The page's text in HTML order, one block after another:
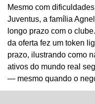
Mesmo com
Juventus, a família
longo prazo com o
da oferta fez um token
prazo, ilustrando como
ativos do mundo real
— mesmo quando o